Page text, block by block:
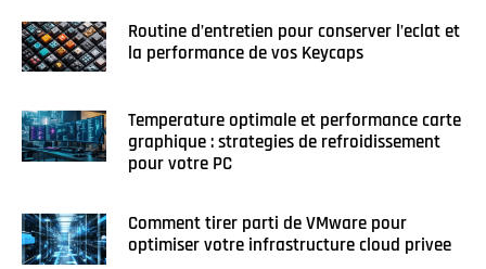
Routine d’entretien pour conserver l’eclat et
la performance de vos Keycaps
Temperature optimale et performance carte
graphique : strategies de refroidissement
pour votre PC
Comment tirer parti de VMware pour
optimiser votre infrastructure cloud privee